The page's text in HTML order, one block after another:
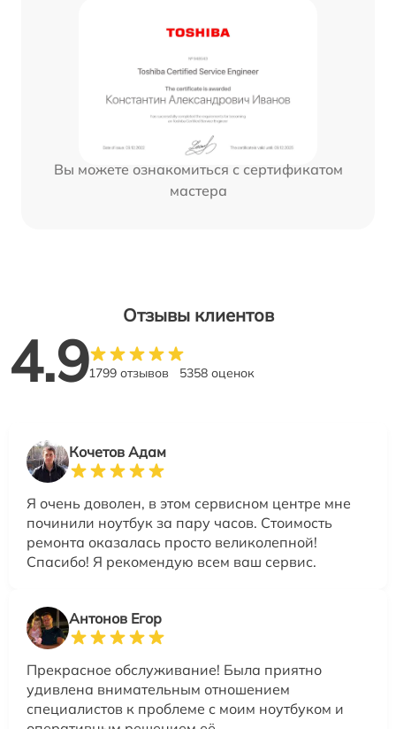
Вы можете ознакомиться с сертификатом
мастера
Отзывы клиентов
4.91799 отзывов 5358 оценок
Кочетов Адам
Я очень доволен, в этом сервисном центре мне
починили ноутбук за пару часов. Стоимость
ремонта оказалась просто великолепной!
Спасибо! Я рекомендую всем ваш сервис.
Антонов Егор
Прекрасное обслуживание! Была приятно
удивлена внимательным отношением
специалистов к проблеме с моим ноутбуком и